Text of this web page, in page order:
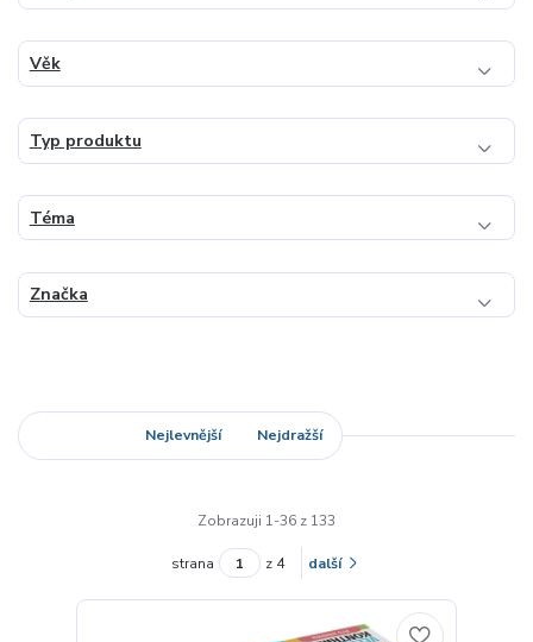
Věk
Typ produktu
Téma
Značka
Nejlevnější Nejdražší
Zobrazuji 1-36 z 133
strana z 4 další